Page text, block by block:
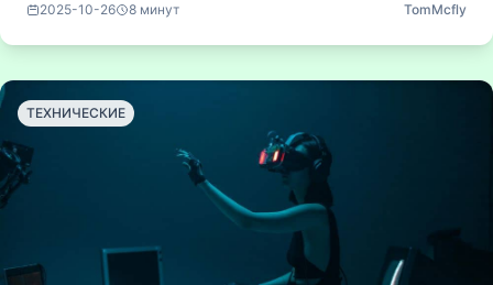
мышления и способности к отсрочке вознаграждения.
Изучаются нейробиологические основы
2025-10-26 8 минут TomMcfly
ТЕХНИЧЕСКИЕ